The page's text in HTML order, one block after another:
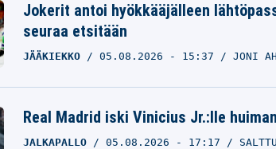
Jokerit antoi hyökkääjälleen
seuraa etsitään
JÄÄKIEKKO 05.08.2026 - 15:37 JONI
Real Madrid iski Vinicius Jr.:lle
JALKAPALLO 05.08.2026 - 17:17